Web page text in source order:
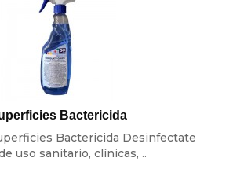
Bactericida
Bactericida Desinfectate
uso sanitario, clínicas, ..